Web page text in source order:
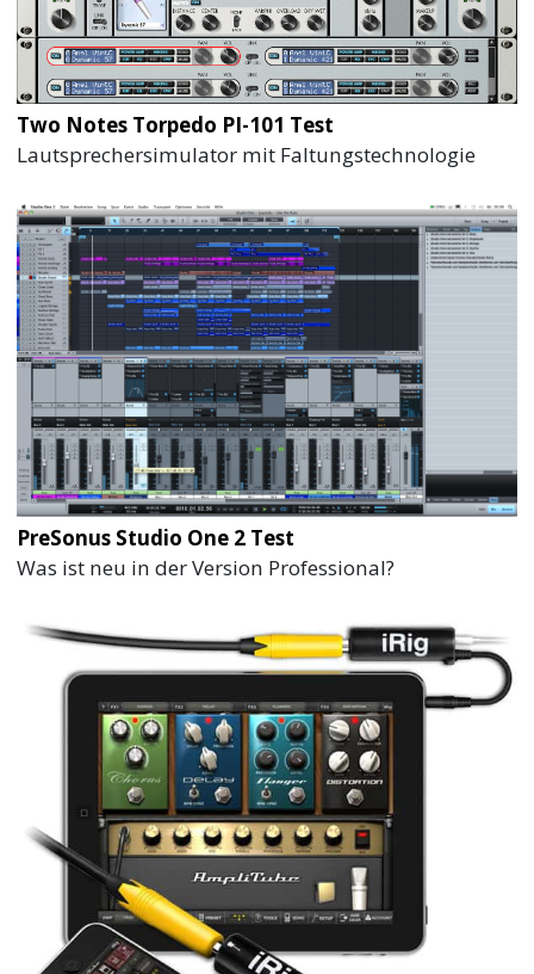
Two Notes Torpedo PI-101 Test
Lautsprechersimulator mit Faltungstechnologie
PreSonus Studio One 2 Test
Was ist neu in der Version Professional?